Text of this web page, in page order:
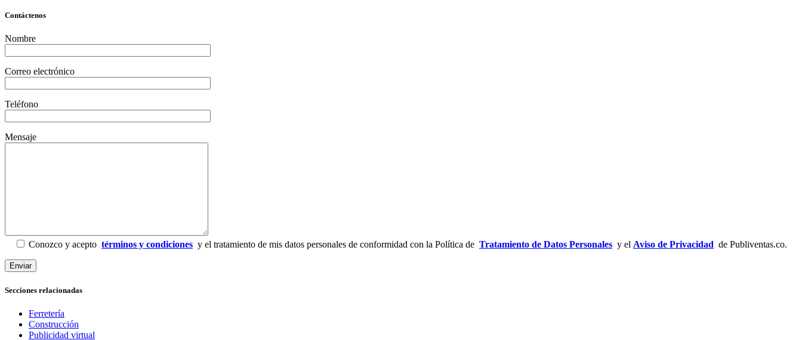
Contáctenos
Nombre
Correo electrónico
Teléfono
Mensaje
Conozco y acepto términos y condiciones y el tratamiento de mis datos personales de conformidad con la Política de Tratamiento de Datos Personales y el Aviso de Privacidad de Publiventas.co.
Secciones relacionadas
Ferretería
Construcción
Publicidad virtual